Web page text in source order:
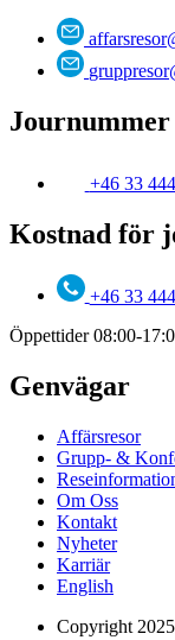
Journummer
+46 33
Kostnad för
+46 33
Öppettider 08:00-
Genvägar
Affärsresor
Grupp- &
Om Oss
Kontakt
Nyheter
Karriär
English
Copyright